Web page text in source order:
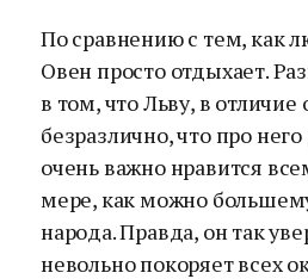
По сравнению с тем, как
Овен просто отдыхает.
в том, что Льву, в
безразлично, что про
очень важно нравится
мере, как можно
народа. Правда, он так
невольно покоряет всех